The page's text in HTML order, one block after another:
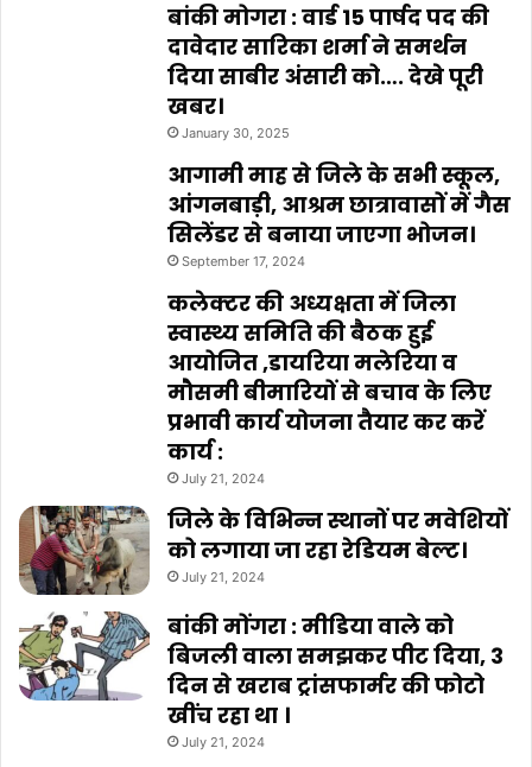
बांकी मोगरा : वार्ड 15 पार्षद पद की
दावेदार सारिका शर्मा ने समर्थन
दिया साबीर अंसारी को…. देखे पूरी
खबर।
January 30, 2025
आगामी माह से जिले के सभी स्कूल,
आंगनबाड़ी, आश्रम छात्रावासों में गैस
सिलेंडर से बनाया जाएगा भोजन।
September 17, 2024
कलेक्टर की अध्यक्षता में जिला
स्वास्थ्य समिति की बैठक हुई
आयोजित ,डायरिया मलेरिया व
मौसमी बीमारियों से बचाव के लिए
प्रभावी कार्य योजना तैयार कर करें
कार्य :
July 21, 2024
जिले के विभिन्न स्थानों पर मवेशियों
को लगाया जा रहा रेडियम बेल्ट।
July 21, 2024
बांकी मोंगरा : मीडिया वाले को
बिजली वाला समझकर पीट दिया, 3
दिन से खराब ट्रांसफार्मर की फोटो
खींच रहा था ।
July 21, 2024